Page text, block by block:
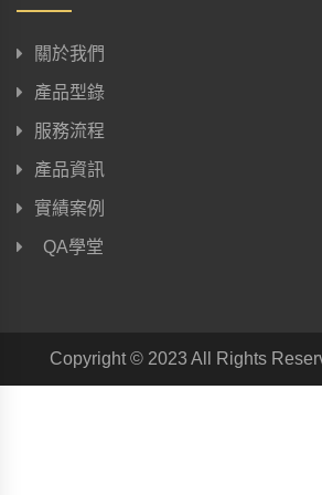
關於我們
產品型錄
服務流程
產品資訊
實績案例
QA學堂
Copyright © 2023 All Rights